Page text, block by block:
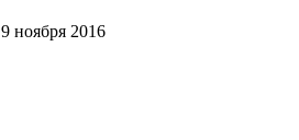
9 ноября 2016